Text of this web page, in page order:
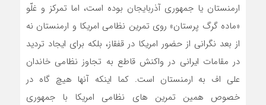
ارمنستان یا جمهوری آذربایجان بوده است، اما تمرکز و غلّو
«ماده گرگ پرستان» روی تمرین نظامی امریکا و ارمنستان نه
از بعد نگرانی از حضور امریکا در قفقاز، بلکه برای ایجاد تردید
در مقامات ایرانی در واکنش قاطع به تجاوز نظامی خاندان
علی اف به ارمنستان است. کما اینکه آنها هیچ گاه در
خصوص همین تمرین های نظامی امریکا با جمهوری